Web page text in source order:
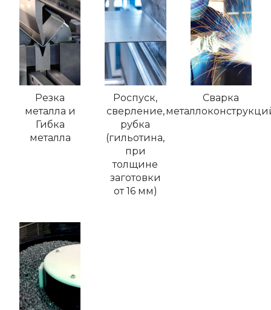
Резка
металла и
Гибка
металла
Роспуск,
сверление,
рубка
(гильотина,
при
толщине
заготовки
от 16 мм)
Сварка